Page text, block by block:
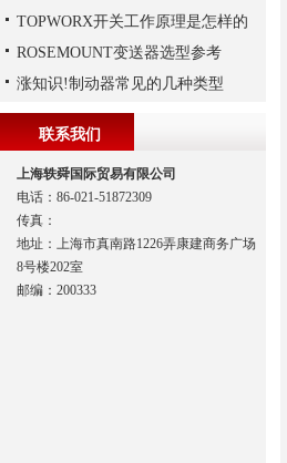
TOPWORX开关工作原理是怎样的
ROSEMOUNT变送器选型参考
涨知识!制动器常见的几种类型
联系我们
上海轶舜国际贸易有限公司
电话：86-021-51872309
传真：
地址：上海市真南路1226弄康建商务广场
8号楼202室
邮编：200333